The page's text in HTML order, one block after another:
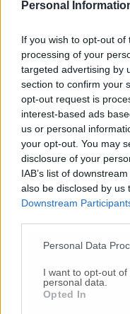
Personal
If you wish to opt-out
processing of your
targeted advertising by
section to confirm your
opt-out request is
interest-based ads
us or personal
your opt-out. You may
disclosure of your
IAB’s list of
also be disclosed by us
Downstream
Personal Data
I want to opt-out
personal data.
Opted In
Caso rimborsi nel
«Se eletto
© RIPRODUZIONE